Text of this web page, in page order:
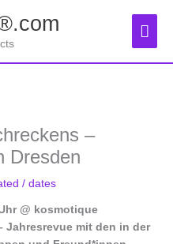
–
Dresden
/dates
@ kosmotique
Jahresrevue mit den in der